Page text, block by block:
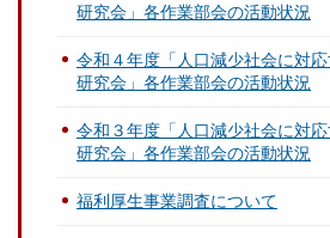
研究会」各作業部会の活動状況
令和４年度「人口減少社会に対
研究会」各作業部会の活動状況
令和３年度「人口減少社会に対
研究会」各作業部会の活動状況
福利厚生事業調査について